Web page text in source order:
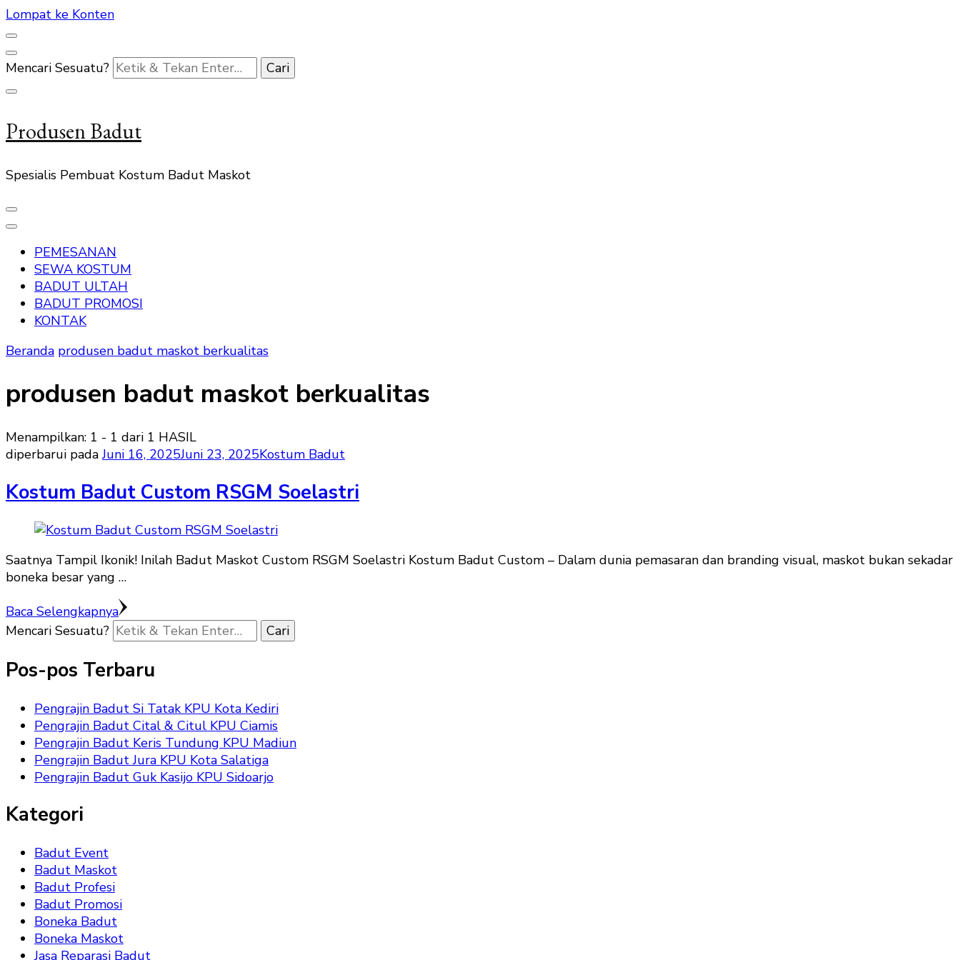
Lompat ke Konten
Mencari Sesuatu?
Produsen Badut
Spesialis Pembuat Kostum Badut Maskot
PEMESANAN
SEWA KOSTUM
BADUT ULTAH
BADUT PROMOSI
KONTAK
Beranda produsen badut maskot berkualitas
produsen badut maskot berkualitas
Menampilkan: 1 - 1 dari 1 HASIL
diperbarui padaJuni 16, 2025Juni 23, 2025Kostum Badut
Kostum Badut Custom RSGM Soelastri
Saatnya Tampil Ikonik! Inilah Badut Maskot Custom RSGM Soelastri Kostum Badut Custom – Dalam dunia pemasaran dan branding visual, maskot bukan sekadar
boneka besar yang …
Baca Selengkapnya
Mencari Sesuatu?
Pos-pos Terbaru
Pengrajin Badut Si Tatak KPU Kota Kediri
Pengrajin Badut Cital & Citul KPU Ciamis
Pengrajin Badut Keris Tundung KPU Madiun
Pengrajin Badut Jura KPU Kota Salatiga
Pengrajin Badut Guk Kasijo KPU Sidoarjo
Kategori
Badut Event
Badut Maskot
Badut Profesi
Badut Promosi
Boneka Badut
Boneka Maskot
Jasa Reparasi Badut